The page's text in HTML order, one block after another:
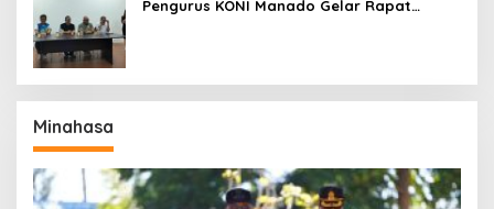
Pengurus KONI Manado Gelar Rapat
Minahasa